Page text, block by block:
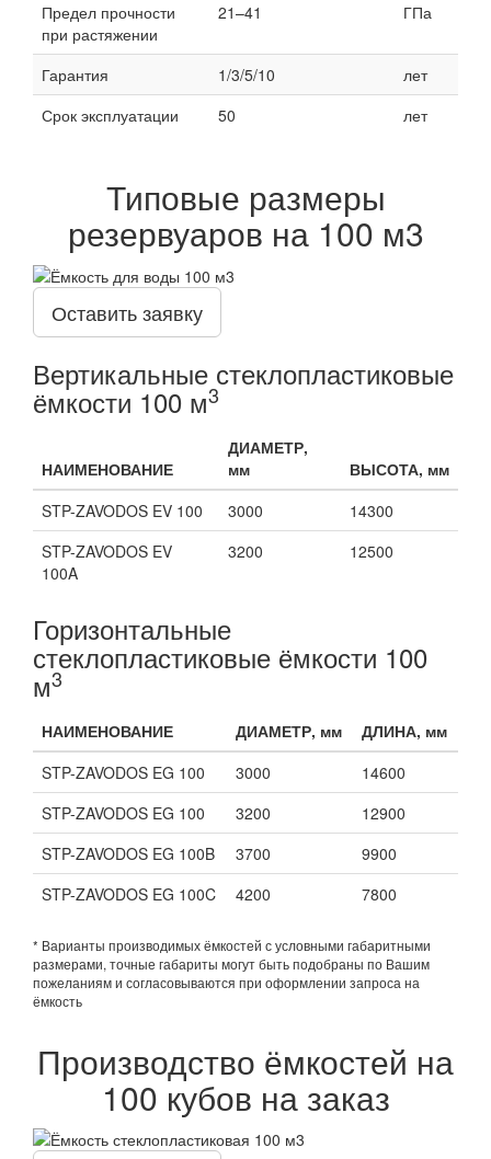
Предел прочности
при растяжении
21–41 ГПа
Гарантия 1/3/5/10
лет
Срок эксплуатации
50 лет
Типовые размеры
резервуаров на 100 м3
Оставить заявку
Вертикальные стеклопластиковые
ёмкости 100 м3
НАИМЕНОВАНИЕ
ДИАМЕТР,
мм
ВЫСОТА, мм
STP-ZAVODOS EV 100
3000
14300
STP-ZAVODOS EV
100A
3200 12500
Горизонтальные
стеклопластиковые ёмкости 100
м3
НАИМЕНОВАНИЕ ДИАМЕТР, мм
ДЛИНА, мм
STP-ZAVODOS EG 100
3000
14600
STP-ZAVODOS EG 100
3200
12900
STP-ZAVODOS EG 100B
3700
9900
STP-ZAVODOS EG 100C
4200 7800
* Варианты производимых ёмкостей с условными габаритными
размерами, точные габариты могут быть подобраны по Вашим
пожеланиям и согласовываются при оформлении запроса на
ёмкость
Производство ёмкостей на
100 кубов на заказ